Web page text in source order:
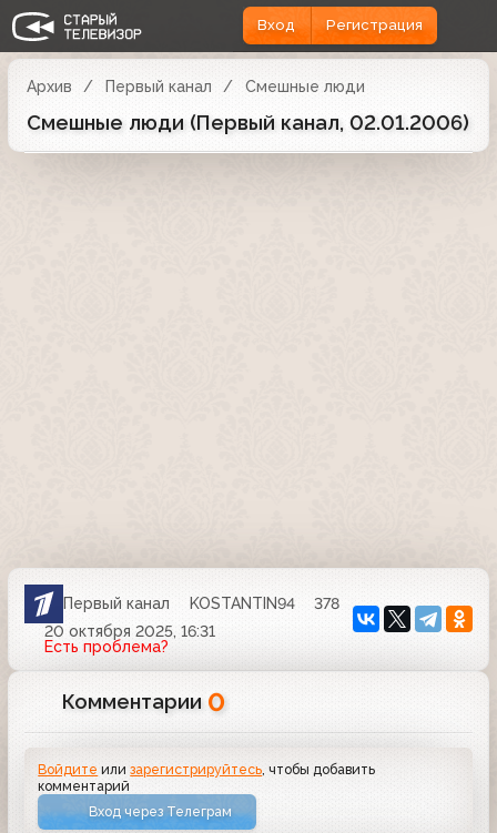
Вход Регистрация
Архив Первый канал Смешные люди
Смешные люди (Первый канал, 02.01.2006)
Первый канал KOSTANTIN94
378
20 октября 2025, 16:31
Есть проблема?
Комментарии 0
Войдите илизарегистрируйтесь , чтобы добавить
комментарий
Вход через Телеграм